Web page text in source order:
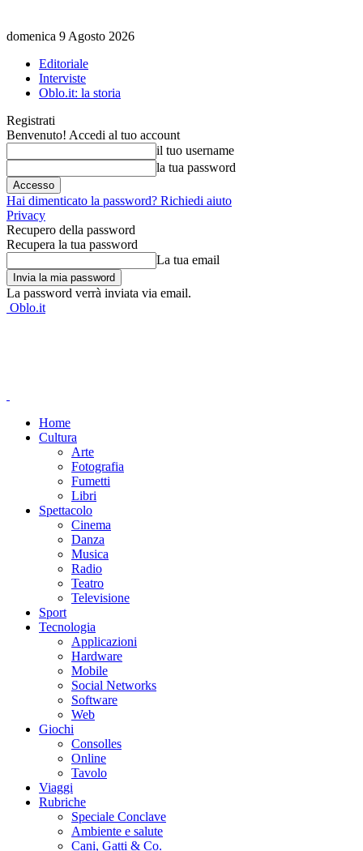
domenica 9 Agosto 2026
Editoriale
Interviste
Oblo.it: la storia
Registrati
Benvenuto! Accedi al tuo account
il tuo username
la tua password
Hai dimenticato la password? Richiedi aiuto
Privacy
Recupero della password
Recupera la tua password
La tua email
La password verrà inviata via email.
Oblo.it
Home
Cultura
Arte
Fotografia
Fumetti
Libri
Spettacolo
Cinema
Danza
Musica
Radio
Teatro
Televisione
Sport
Tecnologia
Applicazioni
Hardware
Mobile
Social Networks
Software
Web
Giochi
Consolles
Online
Tavolo
Viaggi
Rubriche
Speciale Conclave
Ambiente e salute
Cani, Gatti & Co.